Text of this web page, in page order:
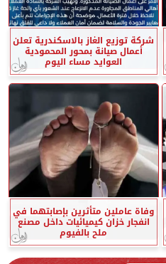
شركة توزيع الغاز بالاسكندرية تعلن
أعمال صيانة بمحور المحمودية
العوايد مساء اليوم
وفاة عاملين متأثرين بإصابتهما في
انفجار خزان كيميائيات داخل مصنع
ملح بالفيوم